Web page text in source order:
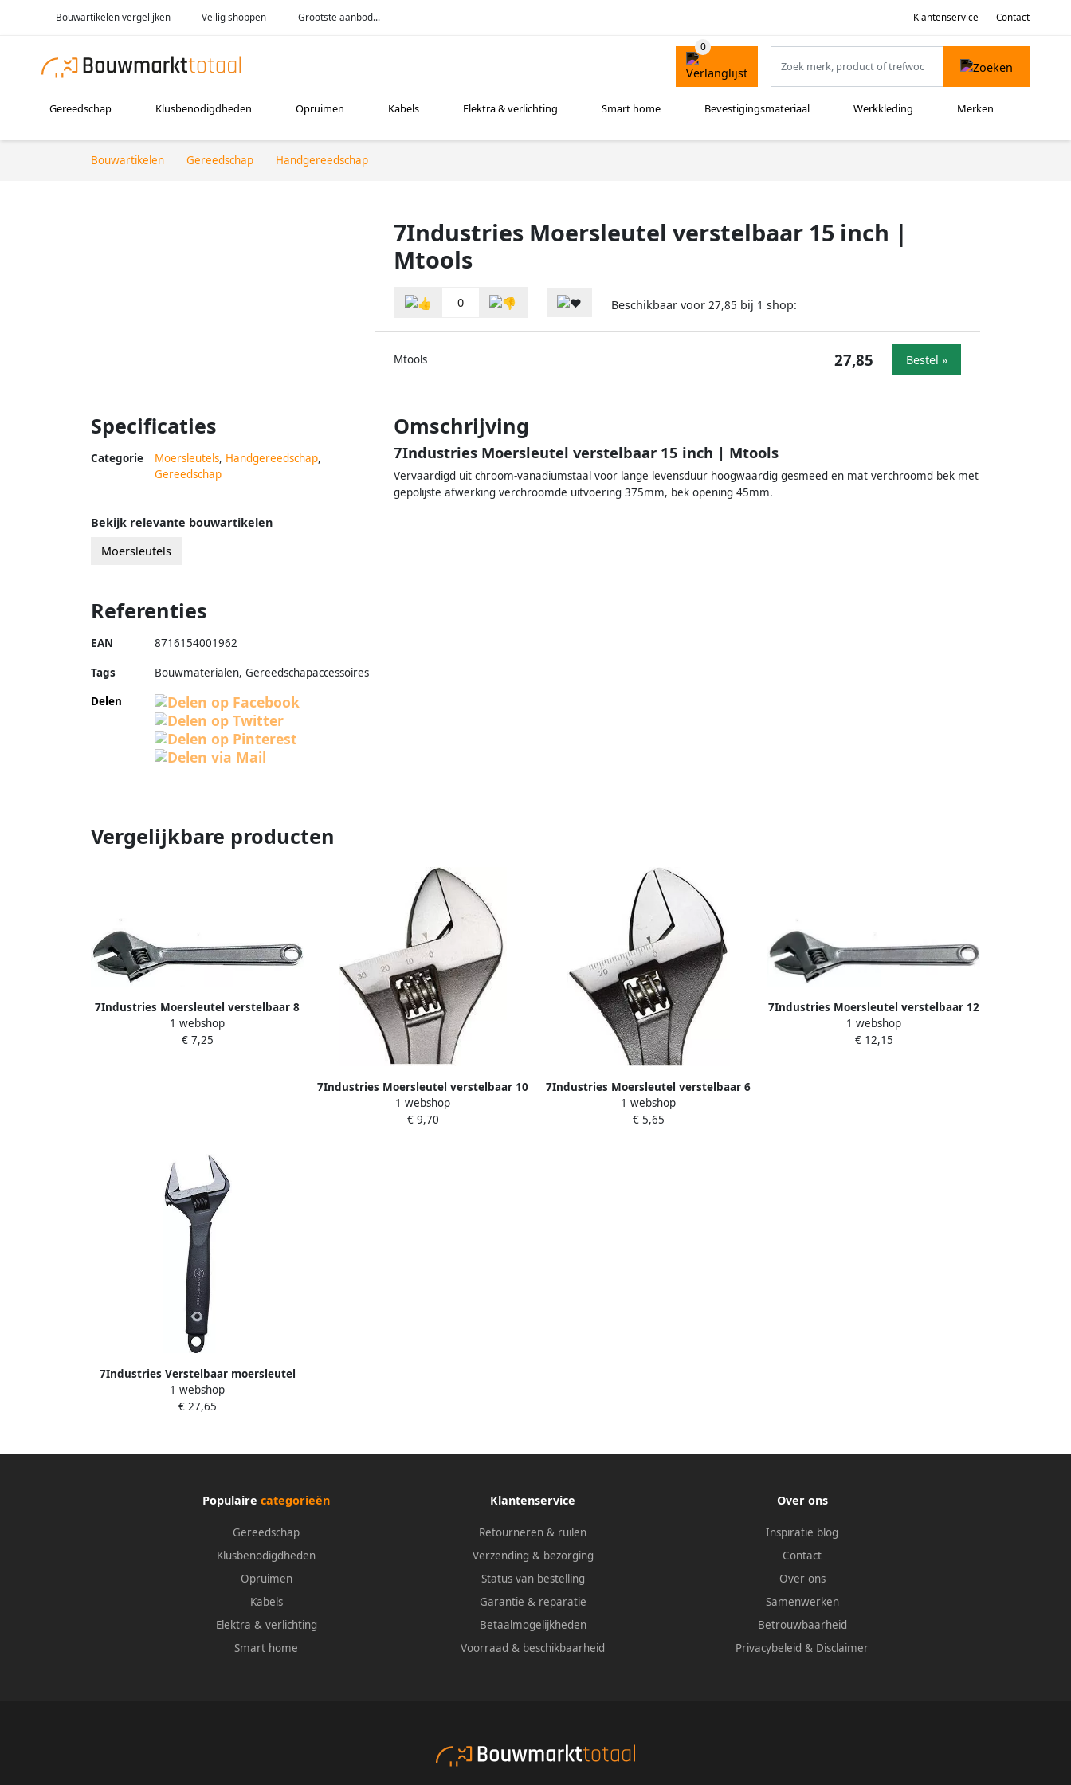
Bouwartikelen vergelijken Veilig shoppen Grootste aanbod... Klantenservice Contact
Gereedschap Klusbenodigdheden Opruimen Kabels Elektra & verlichting Smart home Bevestigingsmateriaal Werkkleding Merken
Bouwartikelen Gereedschap Handgereedschap
7Industries Moersleutel verstelbaar 15 inch |
Mtools
0 Beschikbaar voor 27,85 bij 1 shop:
Mtools 27,85 Bestel »
Specificaties
Categorie Moersleutels, Handgereedschap,
Gereedschap
Omschrijving
7Industries Moersleutel verstelbaar 15 inch | Mtools
Vervaardigd uit chroom-vanadiumstaal voor lange levensduur hoogwaardig gesmeed en mat verchroomd bek met
gepolijste afwerking verchroomde uitvoering 375mm, bek opening 45mm.
Bekijk relevante bouwartikelen
Moersleutels
Referenties
EAN 8716154001962
Tags
Bouwmaterialen, Gereedschapaccessoires
Delen
Vergelijkbare producten
7Industries Moersleutel verstelbaar 8
inch | Mtools
1 webshop
€ 7,25
7Industries Moersleutel verstelbaar 10
inch | Mtools
1 webshop
€ 9,70
7Industries Moersleutel verstelbaar 6
inch | Mtools
1 webshop
€ 5,65
7Industries Moersleutel verstelbaar 12
inch | Mtools
1 webshop
€ 12,15
7Industries Verstelbaar moersleutel
8inch dunne bek opening 38mm |
Mtools
1 webshop
€ 27,65
Populaire categorieën
Gereedschap
Klusbenodigdheden
Opruimen
Kabels
Elektra & verlichting
Smart home
Klantenservice
Retourneren & ruilen
Verzending & bezorging
Status van bestelling
Garantie & reparatie
Betaalmogelijkheden
Voorraad & beschikbaarheid
Over ons
Inspiratie blog
Contact
Over ons
Samenwerken
Betrouwbaarheid
Privacybeleid & Disclaimer